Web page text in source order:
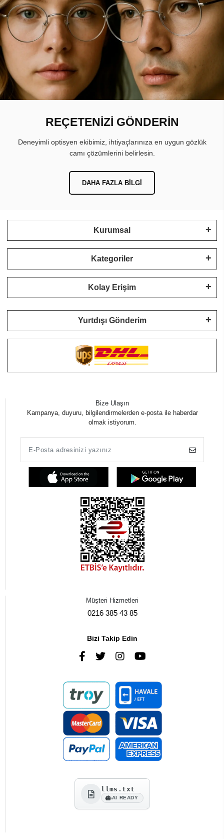
REÇETENİZİ GÖNDERİN
Deneyimli optisyen ekibimiz, ihtiyaçlarınıza en uygun gözlük
camı çözümlerini belirlesin.
DAHA FAZLA BILGI
Kurumsal
Kategoriler
Kolay Erişim
Yurtdışı Gönderim
Bize Ulaşın
Kampanya, duyuru, bilgilendirmelerden e-posta ile haberdar
olmak istiyorum.
Müşteri Hizmetleri
0216 385 43 85
Bizi Takip Edin
llms.txt
AI READY